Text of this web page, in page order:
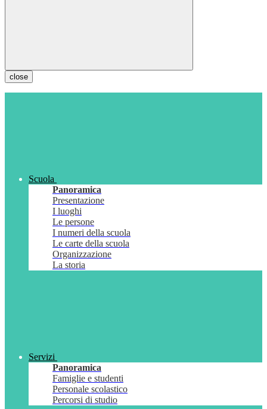
close
Scuola
Panoramica
Presentazione
I luoghi
Le persone
I numeri della scuola
Le carte della scuola
Organizzazione
La storia
Servizi
Panoramica
Famiglie e studenti
Personale scolastico
Percorsi di studio